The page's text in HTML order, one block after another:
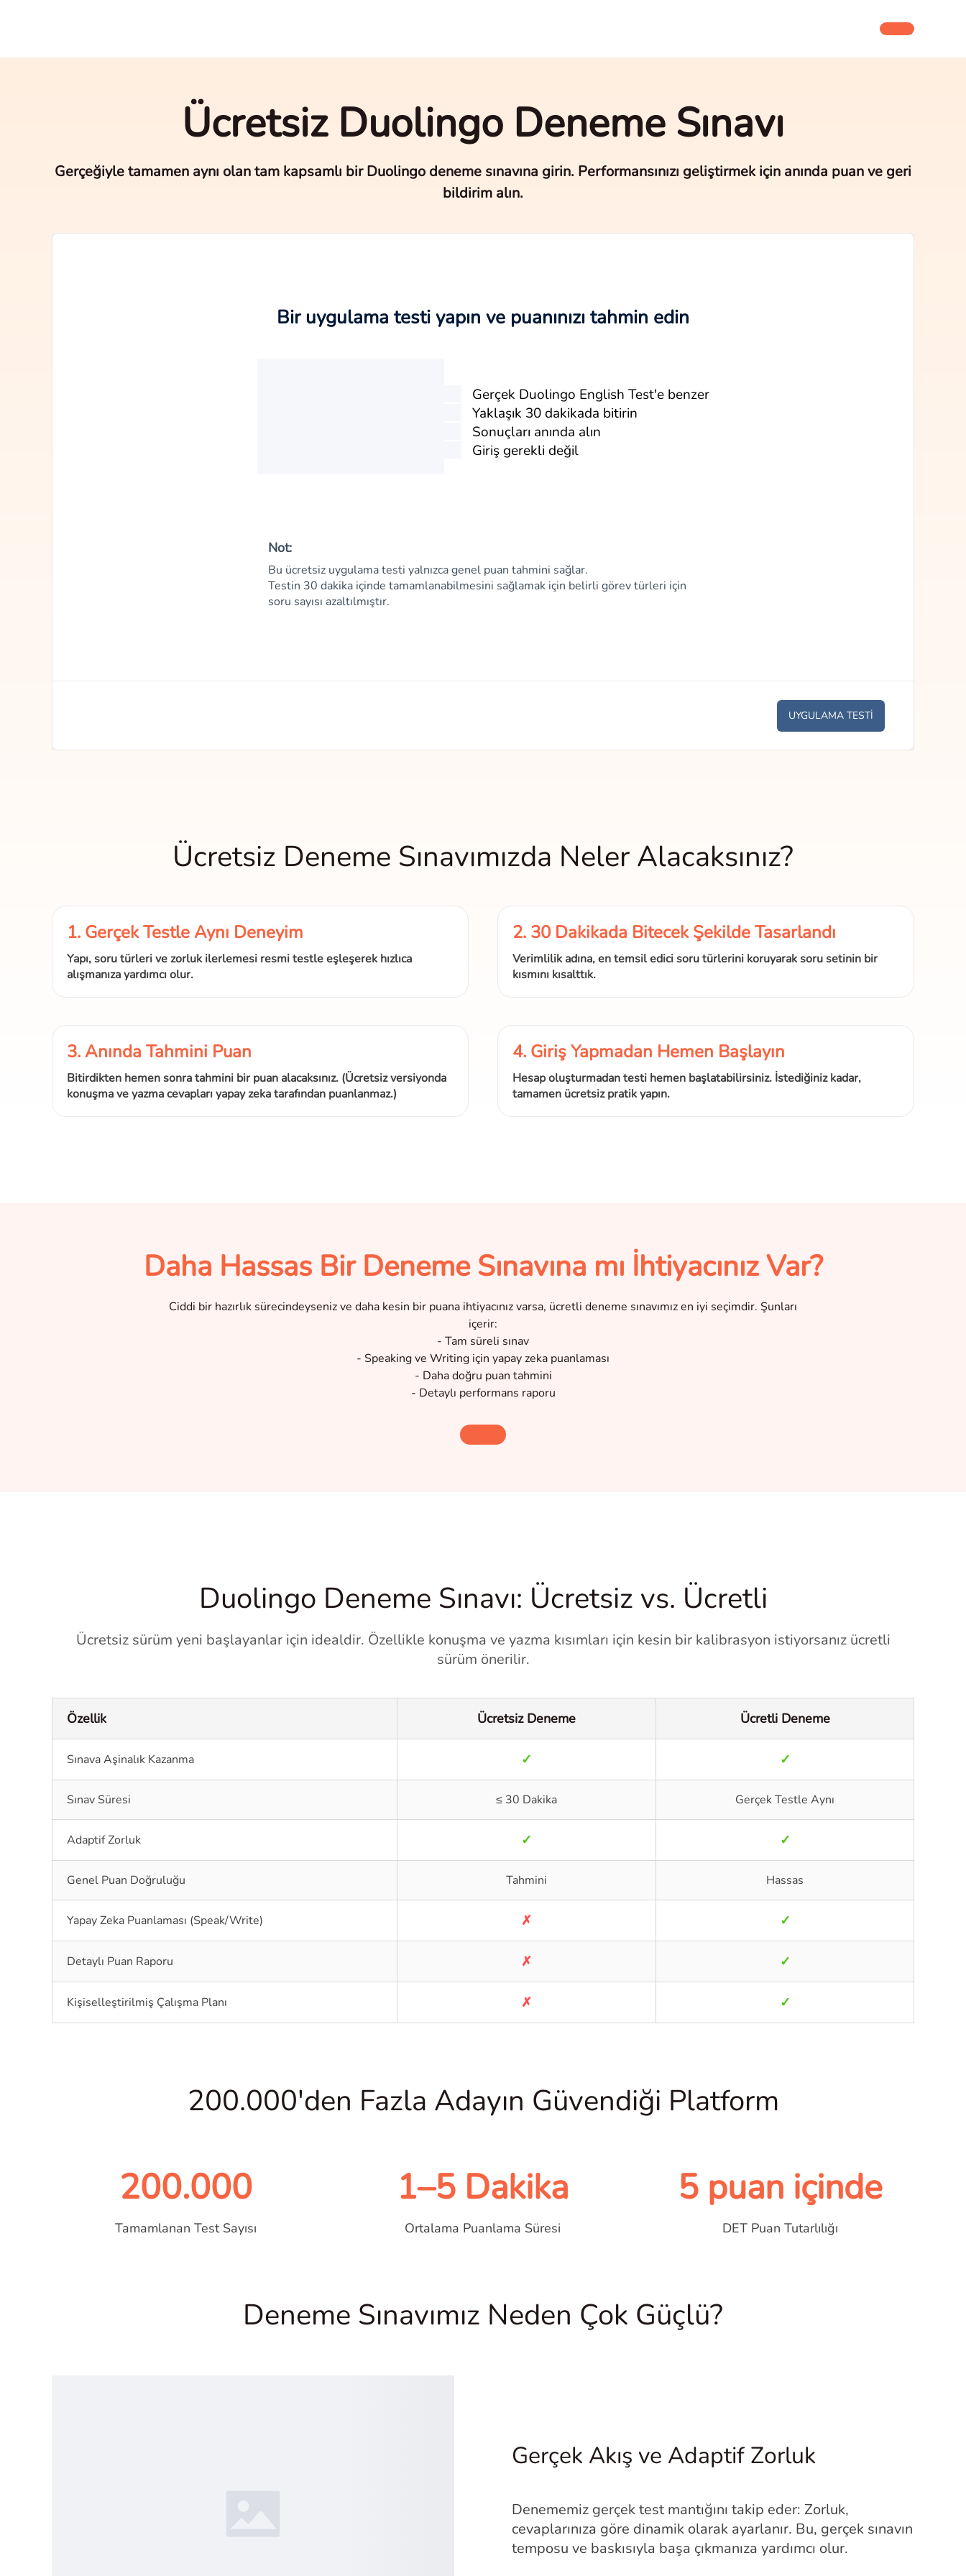
Ücretsiz Duolingo Deneme Sınavı
Gerçeğiyle tamamen aynı olan tam kapsamlı bir Duolingo deneme sınavına girin. Performansınızı geliştirmek için anında puan ve geri
bildirim alın.
Bir uygulama testi yapın ve puanınızı tahmin edin
Gerçek Duolingo English Test'e benzer
Yaklaşık 30 dakikada bitirin
Sonuçları anında alın
Giriş gerekli değil
Not:
Bu ücretsiz uygulama testi yalnızca genel puan tahmini sağlar.
Testin 30 dakika içinde tamamlanabilmesini sağlamak için belirli görev türleri için
soru sayısı azaltılmıştır.
UYGULAMA TESTİ
Ücretsiz Deneme Sınavımızda Neler Alacaksınız?
1. Gerçek Testle Aynı Deneyim
Yapı, soru türleri ve zorluk ilerlemesi resmi testle eşleşerek hızlıca
alışmanıza yardımcı olur.
2. 30 Dakikada Bitecek Şekilde Tasarlandı
Verimlilik adına, en temsil edici soru türlerini koruyarak soru setinin bir
kısmını kısalttık.
3. Anında Tahmini Puan
Bitirdikten hemen sonra tahmini bir puan alacaksınız. (Ücretsiz versiyonda
konuşma ve yazma cevapları yapay zeka tarafından puanlanmaz.)
4. Giriş Yapmadan Hemen Başlayın
Hesap oluşturmadan testi hemen başlatabilirsiniz. İstediğiniz kadar,
tamamen ücretsiz pratik yapın.
Daha Hassas Bir Deneme Sınavına mı İhtiyacınız Var?
Ciddi bir hazırlık sürecindeyseniz ve daha kesin bir puana ihtiyacınız varsa, ücretli deneme sınavımız en iyi seçimdir. Şunları
içerir:
- Tam süreli sınav
- Speaking ve Writing için yapay zeka puanlaması
- Daha doğru puan tahmini
- Detaylı performans raporu
Duolingo Deneme Sınavı: Ücretsiz vs. Ücretli
Ücretsiz sürüm yeni başlayanlar için idealdir. Özellikle konuşma ve yazma kısımları için kesin bir kalibrasyon istiyorsanız ücretli
sürüm önerilir.
Özellik Ücretsiz Deneme Ücretli Deneme
Sınava Aşinalık Kazanma ✓ ✓
Sınav Süresi ≤ 30 Dakika Gerçek Testle Aynı
Adaptif Zorluk ✓ ✓
Genel Puan Doğruluğu Tahmini Hassas
Yapay Zeka Puanlaması (Speak/Write) ✗ ✓
Detaylı Puan Raporu ✗ ✓
Kişiselleştirilmiş Çalışma Planı ✗ ✓
200.000'den Fazla Adayın Güvendiği Platform
200.000
Tamamlanan Test Sayısı
1–5 Dakika
Ortalama Puanlama Süresi
5 puan içinde
DET Puan Tutarlılığı
Deneme Sınavımız Neden Çok Güçlü?
Gerçek Akış ve Adaptif Zorluk
Denememiz gerçek test mantığını takip eder: Zorluk,
cevaplarınıza göre dinamik olarak ayarlanır. Bu, gerçek sınavın
temposu ve baskısıyla başa çıkmanıza yardımcı olur.